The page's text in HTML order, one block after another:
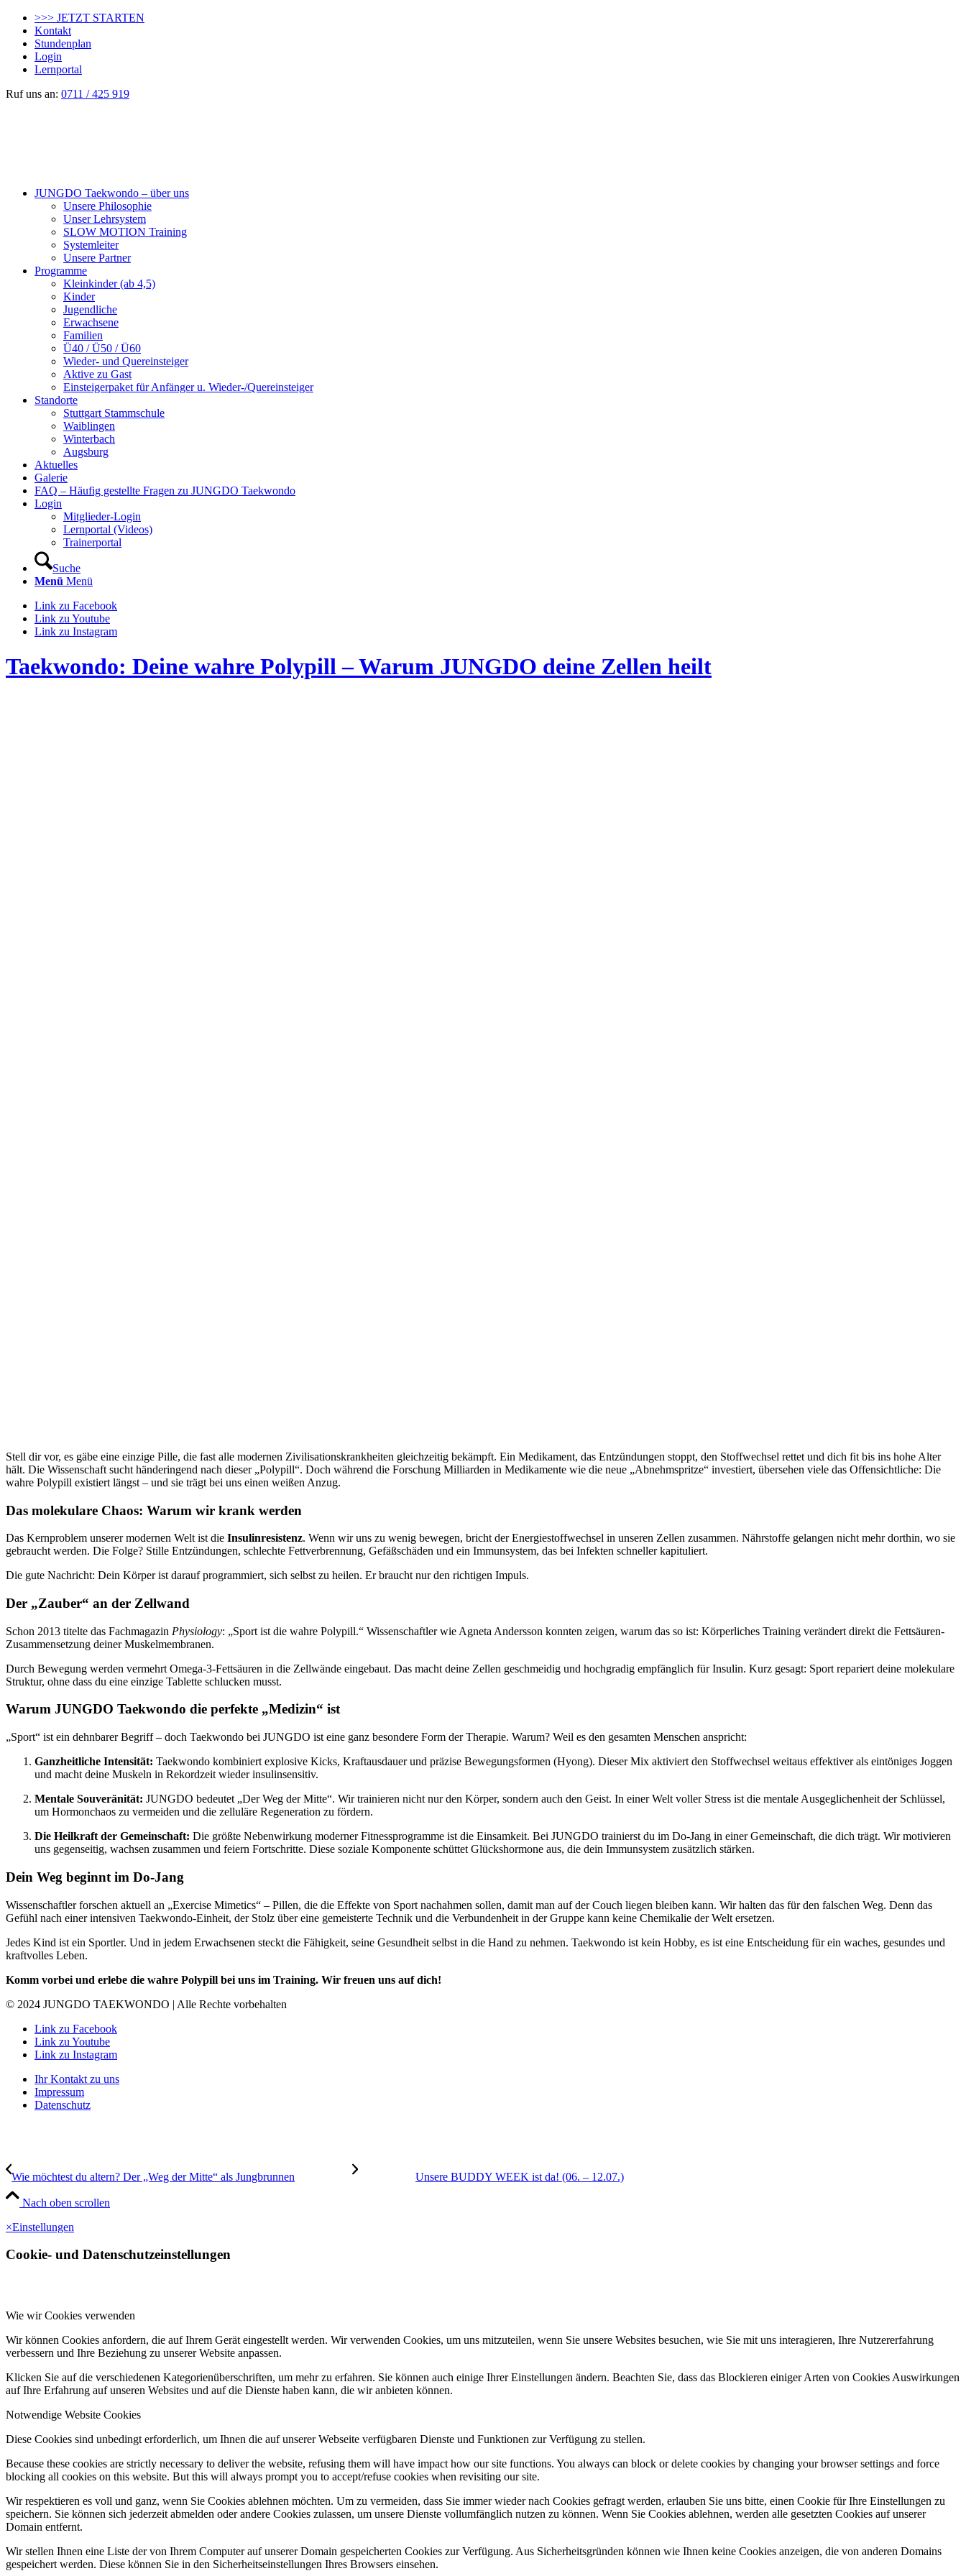
>>> JETZT STARTEN
Kontakt
Stundenplan
Login
Lernportal
Ruf uns an: 0711 / 425 919
JUNGDO Taekwondo – über uns
Unsere Philosophie
Unser Lehrsystem
SLOW MOTION Training
Systemleiter
Unsere Partner
Programme
Kleinkinder (ab 4,5)
Kinder
Jugendliche
Erwachsene
Familien
Ü40 / Ü50 / Ü60
Wieder- und Quereinsteiger
Aktive zu Gast
Einsteigerpaket für Anfänger u. Wieder-/Quereinsteiger
Standorte
Stuttgart Stammschule
Waiblingen
Winterbach
Augsburg
Aktuelles
Galerie
FAQ – Häufig gestellte Fragen zu JUNGDO Taekwondo
Login
Mitglieder-Login
Lernportal (Videos)
Trainerportal
Suche
Menü Menü
Link zu Facebook
Link zu Youtube
Link zu Instagram
Taekwondo: Deine wahre Polypill – Warum JUNGDO deine Zellen heilt
Stell dir vor, es gäbe eine einzige Pille, die fast alle modernen Zivilisationskrankheiten gleichzeitig bekämpft. Ein Medikament, das Entzündungen stoppt, den Stoffwechsel rettet und dich fit bis ins hohe Alter
hält. Die Wissenschaft sucht händeringend nach dieser „Polypill“. Doch während die Forschung Milliarden in Medikamente wie die neue „Abnehmspritze“ investiert, übersehen viele das Offensichtliche: Die
wahre Polypill existiert längst – und sie trägt bei uns einen weißen Anzug.
Das molekulare Chaos: Warum wir krank werden
Das Kernproblem unserer modernen Welt ist die Insulinresistenz. Wenn wir uns zu wenig bewegen, bricht der Energiestoffwechsel in unseren Zellen zusammen. Nährstoffe gelangen nicht mehr dorthin, wo sie
gebraucht werden. Die Folge? Stille Entzündungen, schlechte Fettverbrennung, Gefäßschäden und ein Immunsystem, das bei Infekten schneller kapituliert.
Die gute Nachricht: Dein Körper ist darauf programmiert, sich selbst zu heilen. Er braucht nur den richtigen Impuls.
Der „Zauber“ an der Zellwand
Schon 2013 titelte das Fachmagazin Physiology: „Sport ist die wahre Polypill.“ Wissenschaftler wie Agneta Andersson konnten zeigen, warum das so ist: Körperliches Training verändert direkt die Fettsäuren-
Zusammensetzung deiner Muskelmembranen.
Durch Bewegung werden vermehrt Omega-3-Fettsäuren in die Zellwände eingebaut. Das macht deine Zellen geschmeidig und hochgradig empfänglich für Insulin. Kurz gesagt: Sport repariert deine molekulare
Struktur, ohne dass du eine einzige Tablette schlucken musst.
Warum JUNGDO Taekwondo die perfekte „Medizin“ ist
„Sport“ ist ein dehnbarer Begriff – doch Taekwondo bei JUNGDO ist eine ganz besondere Form der Therapie. Warum? Weil es den gesamten Menschen anspricht:
Ganzheitliche Intensität: Taekwondo kombiniert explosive Kicks, Kraftausdauer und präzise Bewegungsformen (Hyong). Dieser Mix aktiviert den Stoffwechsel weitaus effektiver als eintöniges Joggen
und macht deine Muskeln in Rekordzeit wieder insulinsensitiv.
Mentale Souveränität: JUNGDO bedeutet „Der Weg der Mitte“. Wir trainieren nicht nur den Körper, sondern auch den Geist. In einer Welt voller Stress ist die mentale Ausgeglichenheit der Schlüssel,
um Hormonchaos zu vermeiden und die zelluläre Regeneration zu fördern.
Die Heilkraft der Gemeinschaft: Die größte Nebenwirkung moderner Fitnessprogramme ist die Einsamkeit. Bei JUNGDO trainierst du im Do-Jang in einer Gemeinschaft, die dich trägt. Wir motivieren
uns gegenseitig, wachsen zusammen und feiern Fortschritte. Diese soziale Komponente schüttet Glückshormone aus, die dein Immunsystem zusätzlich stärken.
Dein Weg beginnt im Do-Jang
Wissenschaftler forschen aktuell an „Exercise Mimetics“ – Pillen, die die Effekte von Sport nachahmen sollen, damit man auf der Couch liegen bleiben kann. Wir halten das für den falschen Weg. Denn das
Gefühl nach einer intensiven Taekwondo-Einheit, der Stolz über eine gemeisterte Technik und die Verbundenheit in der Gruppe kann keine Chemikalie der Welt ersetzen.
Jedes Kind ist ein Sportler. Und in jedem Erwachsenen steckt die Fähigkeit, seine Gesundheit selbst in die Hand zu nehmen. Taekwondo ist kein Hobby, es ist eine Entscheidung für ein waches, gesundes und
kraftvolles Leben.
Komm vorbei und erlebe die wahre Polypill bei uns im Training. Wir freuen uns auf dich!
© 2024 JUNGDO TAEKWONDO | Alle Rechte vorbehalten
Link zu Facebook
Link zu Youtube
Link zu Instagram
Ihr Kontakt zu uns
Impressum
Datenschutz
Wie möchtest du altern? Der „Weg der Mitte“ als Jungbrunnen Unsere BUDDY WEEK ist da! (06. – 12.07.)
Nach oben scrollen
×Einstellungen
Cookie- und Datenschutzeinstellungen
Wie wir Cookies verwenden
Wir können Cookies anfordern, die auf Ihrem Gerät eingestellt werden. Wir verwenden Cookies, um uns mitzuteilen, wenn Sie unsere Websites besuchen, wie Sie mit uns interagieren, Ihre Nutzererfahrung
verbessern und Ihre Beziehung zu unserer Website anpassen.
Klicken Sie auf die verschiedenen Kategorienüberschriften, um mehr zu erfahren. Sie können auch einige Ihrer Einstellungen ändern. Beachten Sie, dass das Blockieren einiger Arten von Cookies Auswirkungen
auf Ihre Erfahrung auf unseren Websites und auf die Dienste haben kann, die wir anbieten können.
Notwendige Website Cookies
Diese Cookies sind unbedingt erforderlich, um Ihnen die auf unserer Webseite verfügbaren Dienste und Funktionen zur Verfügung zu stellen.
Because these cookies are strictly necessary to deliver the website, refusing them will have impact how our site functions. You always can block or delete cookies by changing your browser settings and force
blocking all cookies on this website. But this will always prompt you to accept/refuse cookies when revisiting our site.
Wir respektieren es voll und ganz, wenn Sie Cookies ablehnen möchten. Um zu vermeiden, dass Sie immer wieder nach Cookies gefragt werden, erlauben Sie uns bitte, einen Cookie für Ihre Einstellungen zu
speichern. Sie können sich jederzeit abmelden oder andere Cookies zulassen, um unsere Dienste vollumfänglich nutzen zu können. Wenn Sie Cookies ablehnen, werden alle gesetzten Cookies auf unserer
Domain entfernt.
Wir stellen Ihnen eine Liste der von Ihrem Computer auf unserer Domain gespeicherten Cookies zur Verfügung. Aus Sicherheitsgründen können wie Ihnen keine Cookies anzeigen, die von anderen Domains
gespeichert werden. Diese können Sie in den Sicherheitseinstellungen Ihres Browsers einsehen.